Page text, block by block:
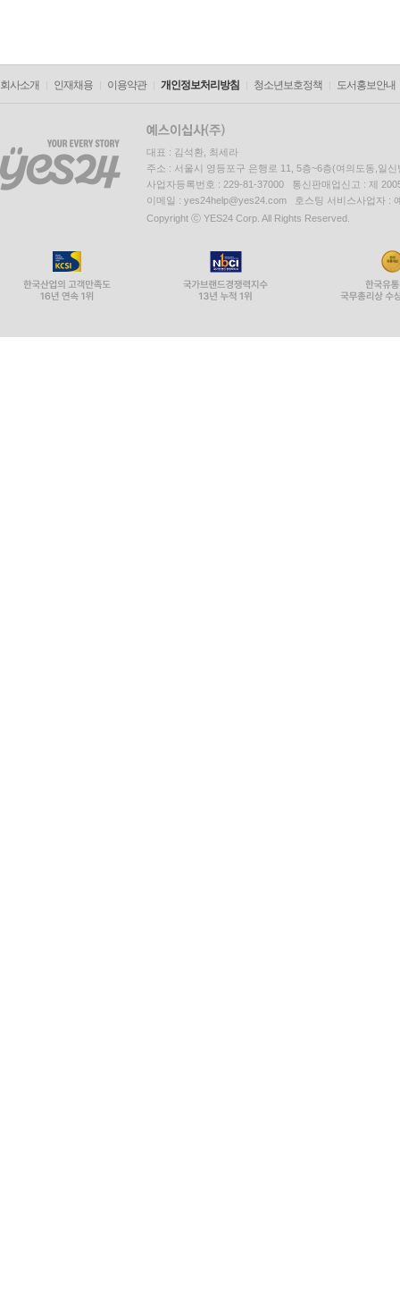
회사소개 인재채용 이용약관 개인정보처리방침 청소년보호정책 도서홍보안내
대표 : 김석환, 최세라
주소 : 서울시 영등포구 은행로 11, 5층~6층(여의도동,일신
사업자등록번호 : 229-81-37000 통신판매업신고 : 제
이메일 : yes24help@yes24.com 호스팅 서비스사업자 :
Copyright ⓒ YES24 Corp. All Rights Reserved.